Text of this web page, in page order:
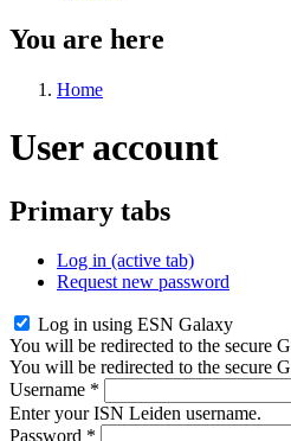
You are here
Home
User account
Primary tabs
Log in (active tab)
Request new password
Log in using ESN Galaxy
You will be redirected to the secure
You will be redirected to the secure
Username *
Enter your ISN Leiden username.
Password *